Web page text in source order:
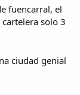
fuencarral, el
solo 3
ciudad genial